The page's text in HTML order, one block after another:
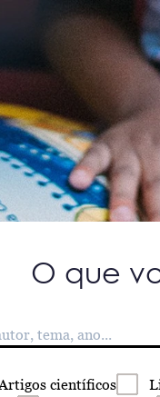
O que
científicos